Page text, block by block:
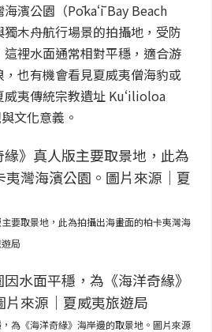
濱公園（Pōkaʻī Bay Beach
木舟航行場景的拍攝地，受防
裡水面通常相對平穩，適合游
也有機會看見夏威夷僧海豹或
夷傳統宗教遺址 Kuʻilioloa
文化意義。
要取景地，此為拍攝出海畫面的柏卡夷灣海
局
為《海洋奇緣》海岸邊的取景地。圖片來源